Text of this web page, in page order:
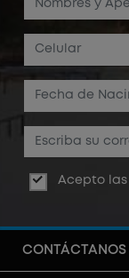
Acepto
CONTÁCTANOS